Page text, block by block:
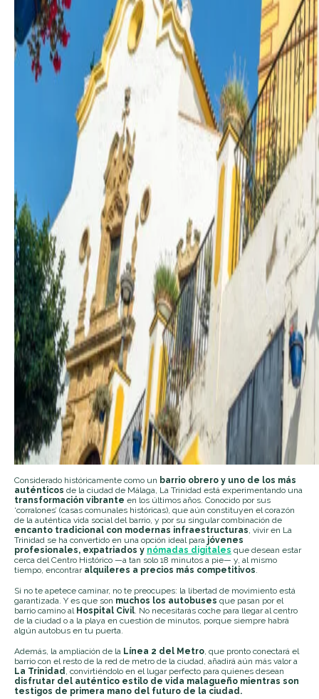
Considerado históricamente como un barrio obrero y uno de los más
auténticos de la ciudad de Málaga, La Trinidad está experimentando una
transformación vibrante en los últimos años. Conocido por sus
‘corralones’ (casas comunales históricas), que aún constituyen el corazón
de la auténtica vida social del barrio, y por su singular combinación de
encanto tradicional con modernas infraestructuras , vivir en La
Trinidad se ha convertido en una opción ideal para jóvenes
profesionales, expatriados y nómadas digitales que desean estar
cerca del Centro Histórico —a tan solo 18 minutos a pie— y, al mismo
tiempo, encontrar alquileres a precios más competitivos
Si no te apetece caminar, no te preocupes: la libertad de movimiento está
garantizada. Y es que son muchos los autobuses que pasan por el
barrio camino al Hospital Civil . No necesitarás coche para llegar al centro
de la ciudad o a la playa en cuestión de minutos, porque siempre habrá
algún autobus en tu puerta.
Además, la ampliación de la Línea 2 del Metro , que pronto conectará el
barrio con el resto de la red de metro de la ciudad, añadirá aún más valor a
La Trinidad , convirtiéndolo en el lugar perfecto para quienes desean
disfrutar del auténtico estilo de vida malagueño mientras son
testigos de primera mano del futuro de la ciudad.